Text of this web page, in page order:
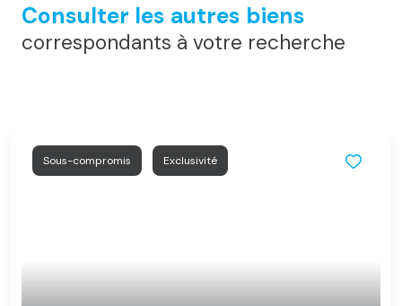
Consulter les autres biens
correspondants à votre recherche
Sous-compromis Exclusivité